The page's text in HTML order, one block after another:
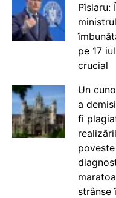
Pîslaru:
pe 17
crucial
Un
a
fi
strânse